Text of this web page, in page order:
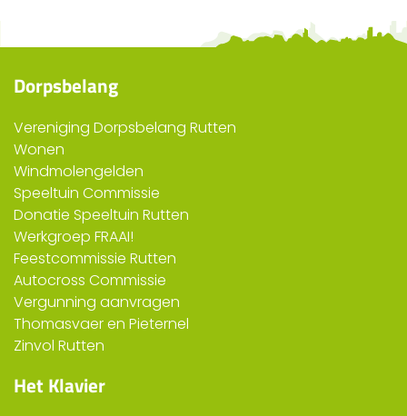
Dorpsbelang
Vereniging Dorpsbelang Rutten
Wonen
Windmolengelden
Speeltuin Commissie
Donatie Speeltuin Rutten
Werkgroep FRAAI!
Feestcommissie Rutten
Autocross Commissie
Vergunning aanvragen
Thomasvaer en Pieternel
Zinvol Rutten
Het Klavier